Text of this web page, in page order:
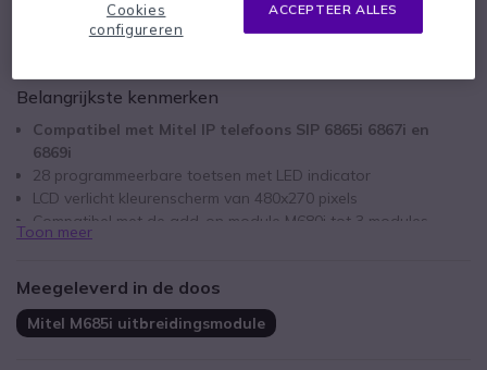
Belangrijkste kenmerken
Compatibel met Mitel IP telefoons SIP 6865i 6867i en
6869i
28 programmeerbare toetsen met LED indicator
LCD verlicht kleurenscherm van 480x270 pixels
Compatibel met de add-on module M680i tot 3 modules
uitbreidbaar
Toon meer
Meegeleverd in de doos
Mitel M685i uitbreidingsmodule
ACCEPTEER ALLES
Cookies
configureren